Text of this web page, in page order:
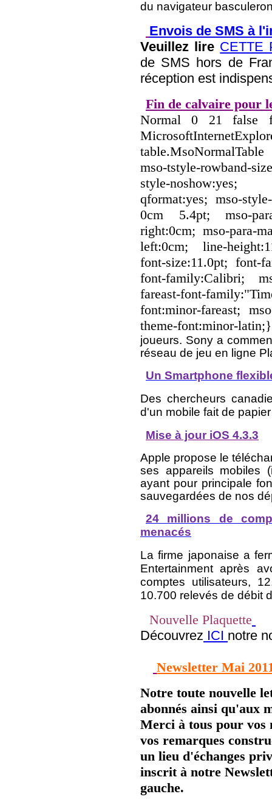
du navigateur
Envois de SMS à
Veuillez lire CETTE
de SMS hors de
réception est
Fin de calvaire pour
Normal 0 21 false
mso-tstyle-rowband-
style-noshow:yes;
qformat:yes; mso-
0cm 5.4pt; mso-
right:0cm; mso-para-
left:0cm; line-
font-size:11.0pt; font-
font-family:Calibri;
fareast-font-
font:minor-fareast;
theme-font:minor-
joueurs. Sony a
réseau de jeu en ligne
Un Smartphone
Des chercheurs
d'un mobile fait de
Mise à jour iOS 4.3.3
Apple propose le
ses appareils mobiles (
ayant pour principale
sauvegardées de nos
24 millions de
menacés
La firme japonaise a
Entertainment après
comptes utilisateurs,
10.700 relevés de débit
Nouvelle Plaquette
Découvrez ICI notre
Newsletter Mai
Notre toute nouvelle
abonnés ainsi qu'aux
Merci à tous pour vos
vos remarques
un lieu d'échanges
inscrit à notre
gauche.